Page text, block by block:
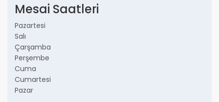
Mesai Saatleri
Pazartesi
Salı
Çarşamba
Perşembe
Cuma
Cumartesi
Pazar